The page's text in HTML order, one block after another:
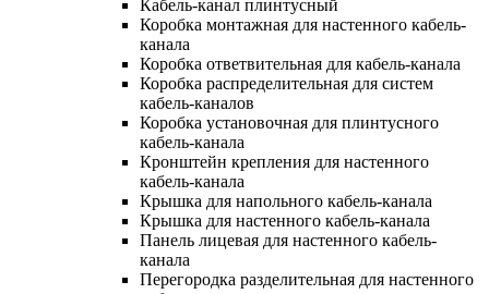
Кабель-канал плинтусный
Коробка монтажная для настенного кабель-
канала
Коробка ответвительная для кабель-канала
Коробка распределительная для систем
кабель-каналов
Коробка установочная для плинтусного
кабель-канала
Кронштейн крепления для настенного
кабель-канала
Крышка для напольного кабель-канала
Крышка для настенного кабель-канала
Панель лицевая для настенного кабель-
канала
Перегородка разделительная для настенного